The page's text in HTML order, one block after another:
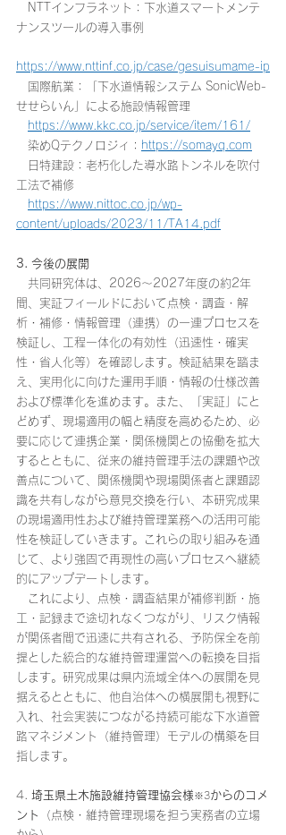
NTTインフラネット：下水道スマートメンテ
ナンスツールの導入事例
https://www.nttinf.co.jp/case/gesuisumame-ip
国際航業：「下水道情報システム SonicWeb-
せせらいん」による施設情報管理
https://www.kkc.co.jp/service/item/161/
染めQテクノロジィ： https://somayq.com
日特建設：老朽化した導水路トンネルを吹付
工法で補修
https://www.nittoc.co.jp/wp-
content/uploads/2023/11/TA14.pdf
3. 今後の展開
共同研究体は、2026〜2027年度の約2年
間、実証フィールドにおいて点検・調査・解
析・補修・情報管理（連携）の一連プロセスを
検証し、工程一体化の有効性（迅速性・確実
性・省人化等）を確認します。検証結果を踏ま
え、実用化に向けた運用手順・情報の仕様改善
および標準化を進めます。また、「実証」にと
どめず、現場適用の幅と精度を高めるため、必
要に応じて連携企業・関係機関との協働を拡大
するとともに、従来の維持管理手法の課題や改
善点について、関係機関や現場関係者と課題認
識を共有しながら意見交換を行い、本研究成果
の現場適用性および維持管理業務への活用可能
性を検証していきます。これらの取り組みを通
じて、より強固で再現性の高いプロセスへ継続
的にアップデートします。
これにより、点検・調査結果が補修判断・施
工・記録まで途切れなくつながり、リスク情報
が関係者間で迅速に共有される、予防保全を前
提とした統合的な維持管理運営への転換を目指
します。研究成果は県内流域全体への展開を見
据えるとともに、他自治体への横展開も視野に
入れ、社会実装につながる持続可能な下水道管
路マネジメント（維持管理）モデルの構築を目
指します。
4. 埼玉県土木施設維持管理協会様※3からのコメ
ント
（点検・維持管理現場を担う実務者の立場